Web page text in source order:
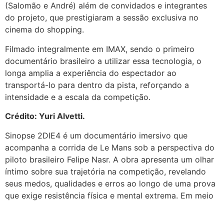
(Salomão e André) além de convidados e integrantes
do projeto, que prestigiaram a sessão exclusiva no
cinema do shopping.
Filmado integralmente em IMAX, sendo o primeiro
documentário brasileiro a utilizar essa tecnologia, o
longa amplia a experiência do espectador ao
transportá-lo para dentro da pista, reforçando a
intensidade e a escala da competição.
Crédito: Yuri Alvetti.
Sinopse 2DIE4 é um documentário imersivo que
acompanha a corrida de Le Mans sob a perspectiva do
piloto brasileiro Felipe Nasr. A obra apresenta um olhar
íntimo sobre sua trajetória na competição, revelando
seus medos, qualidades e erros ao longo de uma prova
que exige resistência física e mental extrema. Em meio